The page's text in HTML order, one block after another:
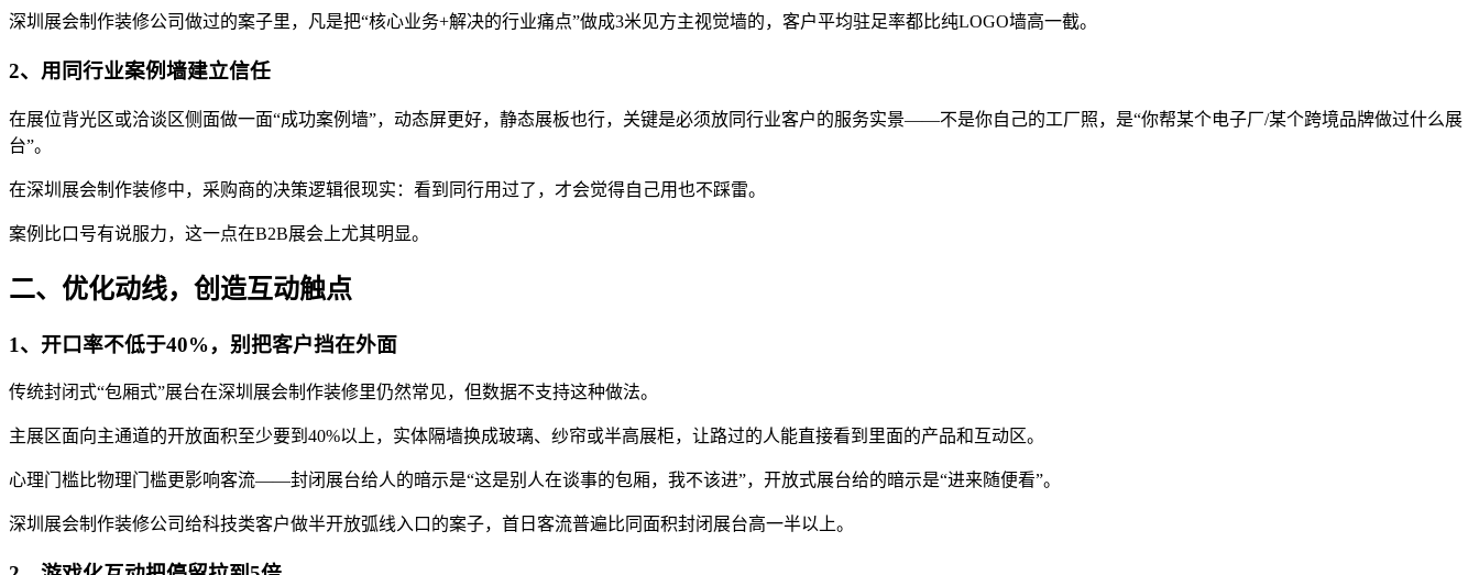
深圳展会制作装修公司做过的案子里，凡是把“核心业务+解决的行业痛点”做成3米见方主视觉墙的，客户平均驻足率都比纯LOGO墙高一截。
2、用同行业案例墙建立信任
在展位背光区或洽谈区侧面做一面“成功案例墙”，动态屏更好，静态展板也行，关键是必须放同行业客户的服务实景——不是你自己的工厂照，是“你帮某个电子厂/某个跨境品牌做过什么展
台”。
在深圳展会制作装修中，采购商的决策逻辑很现实：看到同行用过了，才会觉得自己用也不踩雷。
案例比口号有说服力，这一点在B2B展会上尤其明显。
二、优化动线，创造互动触点
1、开口率不低于40%，别把客户挡在外面
传统封闭式“包厢式”展台在深圳展会制作装修里仍然常见，但数据不支持这种做法。
主展区面向主通道的开放面积至少要到40%以上，实体隔墙换成玻璃、纱帘或半高展柜，让路过的人能直接看到里面的产品和互动区。
心理门槛比物理门槛更影响客流——封闭展台给人的暗示是“这是别人在谈事的包厢，我不该进”，开放式展台给的暗示是“进来随便看”。
深圳展会制作装修公司给科技类客户做半开放弧线入口的案子，首日客流普遍比同面积封闭展台高一半以上。